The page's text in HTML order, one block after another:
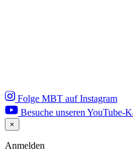
Folge MBT auf Instagram
Besuche unseren YouTube-
×
Close
Anmelden